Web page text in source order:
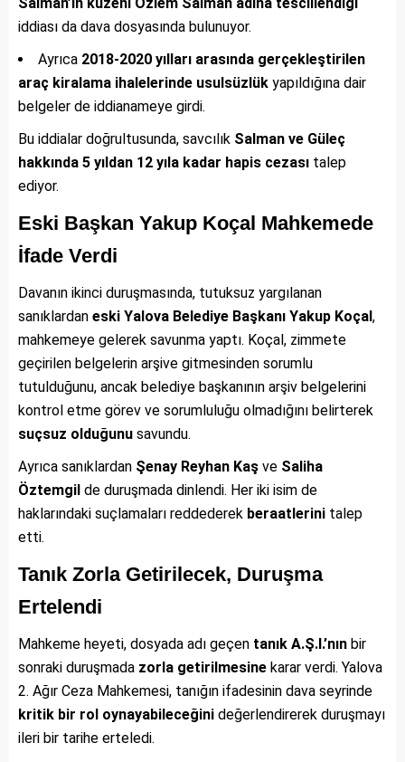
iddiası da dava dosyasında bulunuyor.
Ayrıca 2018-2020 yılları arasında gerçekleştirilen
araç kiralama ihalelerinde usulsüzlük yapıldığına dair
belgeler de iddianameye girdi.
Bu iddialar doğrultusunda, savcılık Salman ve Güleç
hakkında 5 yıldan 12 yıla kadar hapis cezası talep
ediyor.
Eski Başkan Yakup Koçal Mahkemede
İfade Verdi
Davanın ikinci duruşmasında, tutuksuz yargılanan
sanıklardan eski Yalova Belediye Başkanı Yakup Koçal,
mahkemeye gelerek savunma yaptı. Koçal, zimmete
geçirilen belgelerin arşive gitmesinden sorumlu
tutulduğunu, ancak belediye başkanının arşiv belgelerini
kontrol etme görev ve sorumluluğu olmadığını belirterek
suçsuz olduğunu savundu.
Ayrıca sanıklardan Şenay Reyhan Kaş ve Saliha
Öztemgil de duruşmada dinlendi. Her iki isim de
haklarındaki suçlamaları reddederek beraatlerini talep
etti.
Tanık Zorla Getirilecek, Duruşma
Ertelendi
Mahkeme heyeti, dosyada adı geçen tanık A.Ş.I.’nın bir
sonraki duruşmada zorla getirilmesine karar verdi. Yalova
2. Ağır Ceza Mahkemesi, tanığın ifadesinin dava seyrinde
kritik bir rol oynayabileceğini değerlendirerek duruşmayı
ileri bir tarihe erteledi.